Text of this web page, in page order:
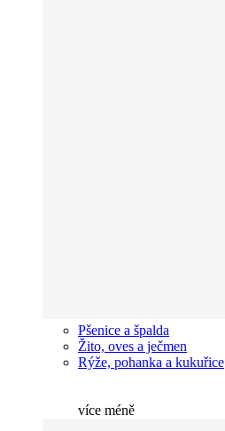
Pšenice a špalda
Žito, oves a ječmen
Rýže, pohanka a kukuřice
více méně